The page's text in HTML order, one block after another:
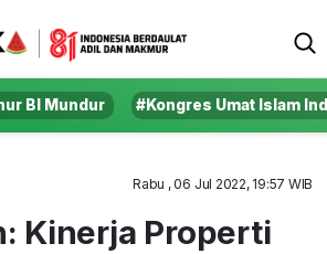
BI Mundur #Kongres Umat Islam
Rabu , 06 Jul 2022, 19:57 WIB
Kinerja Properti